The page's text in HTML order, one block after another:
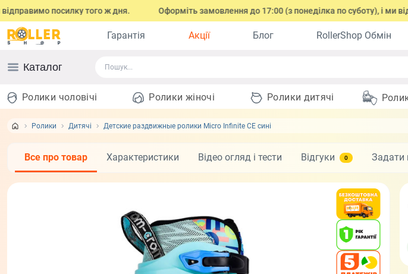
посилку того ж дня. Оформіть замовлення до 17:00 (з понеділка по суботу), і ми
Гарантія Акції Блог RollerShop Обмін
Каталог
Ролики чоловічі Ролики жіночі Ролики дитячі
Ролики Дитячі Детские раздвижные ролики Micro Infinite CE сині
Все про товар Характеристики Відео огляд і тести Відгуки 0 Задати